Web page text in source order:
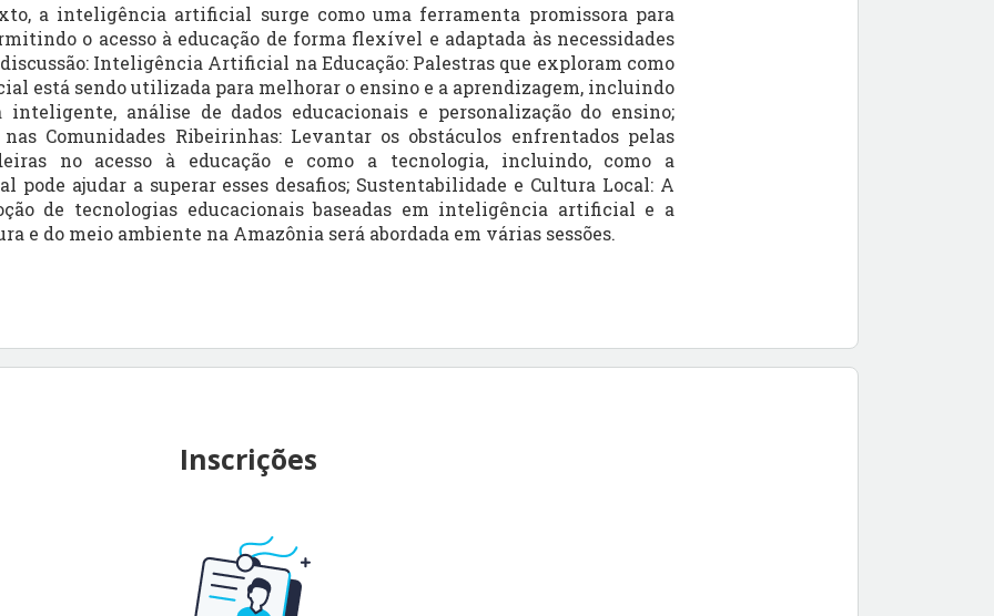
inteligência artificial surge como uma ferramenta promissora para
o acesso à educação de forma flexível e adaptada às necessidades
Inteligência Artificial na Educação: Palestras que exploram como
está sendo utilizada para melhorar o ensino e a aprendizagem, incluindo
análise de dados educacionais e personalização do ensino;
nas Comunidades Ribeirinhas: Levantar os obstáculos enfrentados pelas
no acesso à educação e como a tecnologia, incluindo, como a
ajudar a superar esses desafios; Sustentabilidade e Cultura Local: A
de tecnologias educacionais baseadas em inteligência artificial e a
e do meio ambiente na Amazônia será abordada em várias sessões.
Inscrições